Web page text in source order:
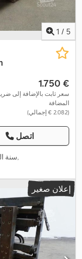
1 / 5
‏1.750 €
سعر ثابت بالإضافة إلى
المضافة
(‏2.082 € إجمالي)
اتصل
سنة,
إعلان صغير